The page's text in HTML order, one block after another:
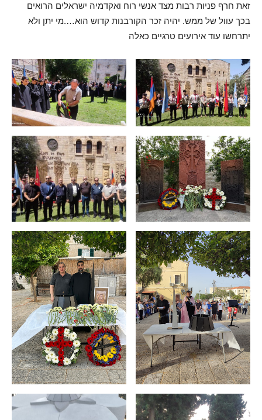
זאת חרף פניות רבות מצד אנשי רוח ואקדמיה ישראלים הרואים
בכך עוול של ממש. יהיה זכר הקורבנות קדוש הוא….מי יתן ולא
יתרחשו עוד אירועים טרגיים כאלה